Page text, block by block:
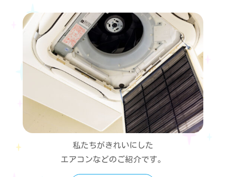
私たちがきれいにした
エアコンなどのご紹介です。